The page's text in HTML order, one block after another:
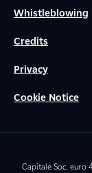
Whistleblowing
Credits
Privacy
Cookie Notice
Capitale Soc. euro